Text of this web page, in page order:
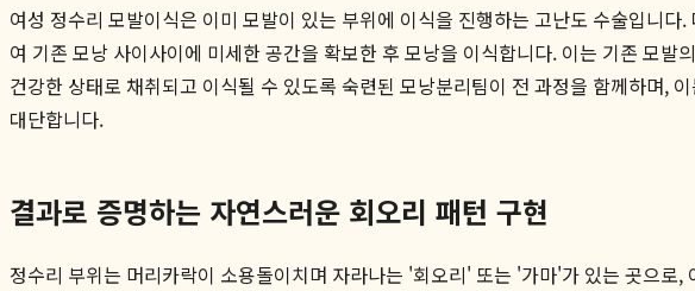
여성 정수리 모발이식은 이미 모발이 있는 부위에 이식을 진행하는 고난도 수술입니
여 기존 모낭 사이사이에 미세한 공간을 확보한 후 모낭을 이식합니다. 이는 기존 모발
건강한 상태로 채취되고 이식될 수 있도록 숙련된 모낭분리팀이 전 과정을 함께하며,
대단합니다.
결과로 증명하는 자연스러운 회오리 패턴 구현
정수리 부위는 머리카락이 소용돌이치며 자라나는 '회오리' 또는 '가마'가 있는 곳으